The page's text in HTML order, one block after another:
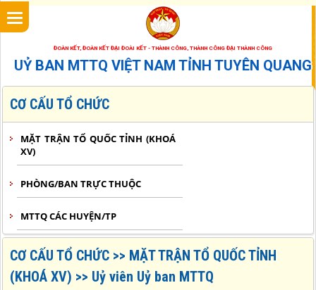
ĐOÀN KẾT, ĐOÀN KẾT ĐẠI ĐOÀI KẾT - THÀNH CÔNG, THÀNH CÔNG ĐẠI THÀNH CÔNG
UỶ BAN MTTQ VIỆT NAM TỈNH TUYÊN QUANG
CƠ CẤU TỔ CHỨC
MẶT TRẬN TỔ QUỐC TỈNH (KHOÁ
XV)
PHÒNG/BAN TRỰC THUỘC
MTTQ CÁC HUYỆN/TP
CƠ CẤU TỔ CHỨC >> MẶT TRẬN TỔ QUỐC TỈNH
(KHOÁ XV) >> Uỷ viên Uỷ ban MTTQ